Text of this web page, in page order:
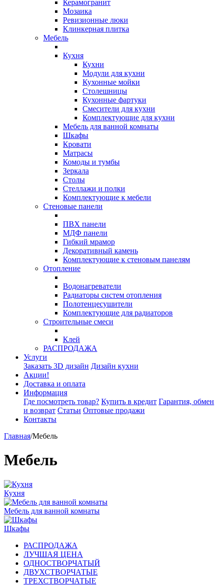
Керамогранит
Мозаика
Ревизионные люки
Клинкерная плитка
Мебель
Кухня
Кухни
Модули для кухни
Кухонные мойки
Столешницы
Кухонные фартуки
Смесители для кухни
Комплектующие для кухни
Мебель для ванной комнаты
Шкафы
Кровати
Матрасы
Комоды и тумбы
Зеркала
Столы
Стеллажи и полки
Комплектующие к мебели
Стеновые панели
ПВХ панели
МДФ панели
Гибкий мрамор
Декоративный камень
Комплектующие к стеновым панелям
Отопление
Водонагреватели
Радиаторы систем отопления
Полотенцесушители
Комплектующие для радиаторов
Строительные смеси
Клей
РАСПРОДАЖА
Услуги
Заказать 3D дизайн Дизайн кухни
Акции!
Доставка и оплата
Информация
Где посмотреть товар? Купить в кредит Гарантия, обмен
и возврат Статьи Оптовые продажи
Контакты
Главная/Мебель
Мебель
Кухня
Мебель для ванной комнаты
Шкафы
РАСПРОДАЖА
ЛУЧШАЯ ЦЕНА
ОДНОСТВОРЧАТЫЙ
ДВУХСТВОРЧАТЫЕ
ТРЕХСТВОРЧАТЫЕ